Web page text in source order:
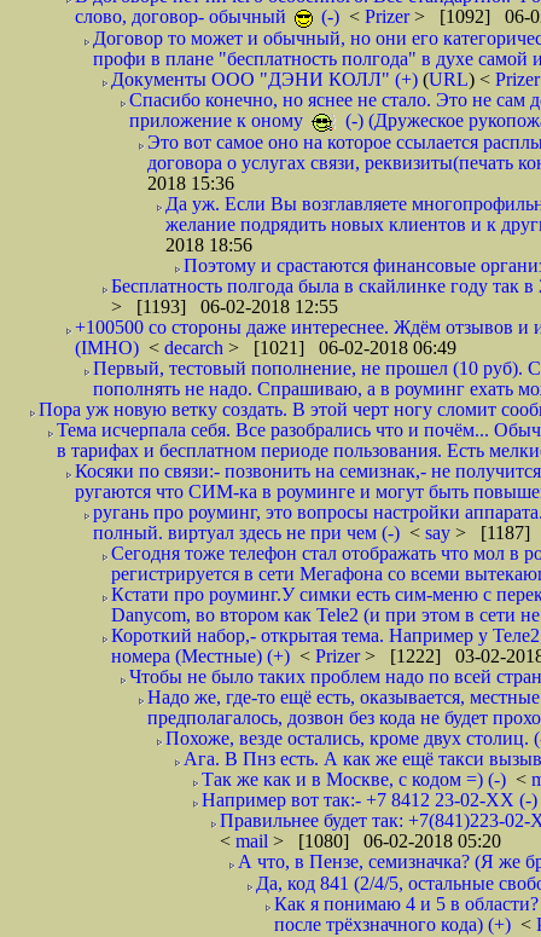
слово, договор- обычный
(-) < Prizer> [1092] 06-
Договор то может и обычный, но они его
профи в плане "бесплатность полгода" в духе
Документы ООО "ДЭНИ КОЛЛ" (+) (URL) <
Спасибо конечно, но яснее не стало. Это не сам
приложение к оному
(-) (Дружеское
Это вот самое оно на которое ссылается
договора о услугах связи, реквизиты(печать
2018 15:36
Да уж. Если Вы возглавляете
желание подрядить новых клиентов и к
2018 18:56
Поэтому и срастаются финансовые
Бесплатность полгода была в скайлинке году
> [1193] 06-02-2018 12:55
+100500 со стороны даже интереснее. Ждём отзывов и
(IMHO) < decarch > [1021] 06-02-2018 06:49
Первый, тестовый пополнение, не прошел (10 руб).
пополнять не надо. Спрашиваю, а в роуминг ехать
Пора уж новую ветку создать. В этой черт ногу сломит
Тема исчерпала себя. Все разобрались что и почём...
в тарифах и бесплатном периоде пользования. Есть
Косяки по связи:- позвонить на семизнак,- не
ругаются что СИМ-ка в роуминге и могут быть
ругань про роуминг, это вопросы настройки
полный. виртуал здесь не при чем (-) < say > [1187]
Сегодня тоже телефон стал отображать что мол в
регистрируется в сети Мегафона со всеми
Кстати про роуминг.У симки есть сим-меню с
Danycom, во втором как Tele2 (и при этом в сети
Короткий набор,- открытая тема. Например у
номера (Местные) (+) < Prizer> [1222] 03-02-
Чтобы не было таких проблем надо по всей
Надо же, где-то ещё есть, оказывается,
предполагалось, дозвон без кода не будет
Похоже, везде остались, кроме двух
Ага. В Пнз есть. А как же ещё такси
Так же как и в Москве, с кодом =) (-) <
Например вот так:- +7 8412 23-02-ХХ (-
Правильнее будет так: +7(841)223-
< mail > [1080] 06-02-2018 05:20
А что, в Пензе, семизначка? (Я же
Да, код 841 (2/4/5, остальные
Как я понимаю 4 и 5 в
после трёхзначного кода) (+) <